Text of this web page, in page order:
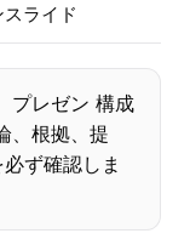
スライド
プレゼン 構成
、根拠、提
ず確認しま